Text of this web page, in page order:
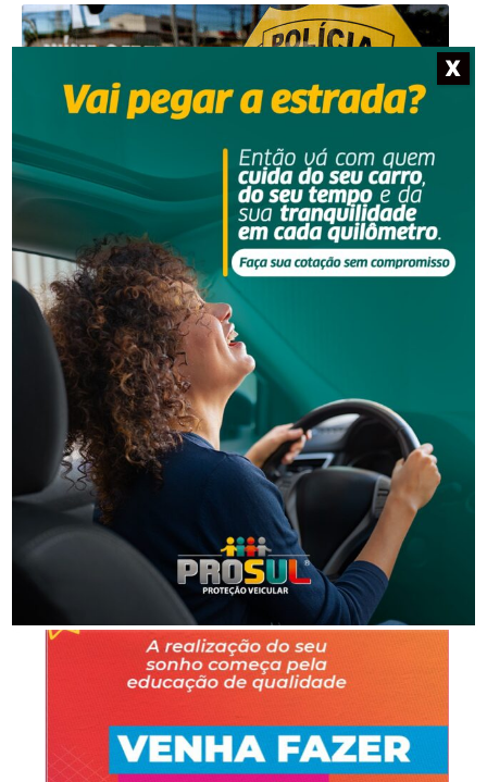
Segurança
Operação policial prende quatro pessoas por tráfico
e lavagem de dinheiro
Segurança
Homem é preso por ameaça e injúria à mulher em
-Anúncio-
X